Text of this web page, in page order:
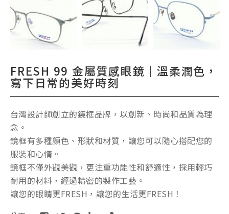
FRESH 99 金屬質感眼鏡｜溫柔潤色，
寫下日常的美好時刻
台灣設計師創立的鏡框品牌，以創新、時尚和品質為理
念。
鏡框有多種顏色、形狀和材質，讓您可以隨心搭配您的
服裝和心情。
鏡框不僅外觀美觀，更注重功能性和舒適性，採用輕巧
耐用的材料，經過精密的製作工藝。
讓您的眼睛更FRESH，讓您的生活更FRESH！